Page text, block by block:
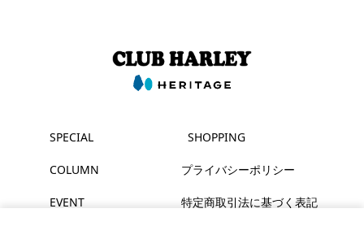
SPECIAL
COLUMN
EVENT
SHOPPING
プライバシーポリシー
特定商取引法に基づく表記